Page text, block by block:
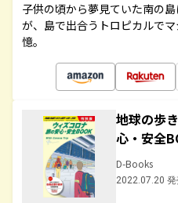
子供の頃から夢見ていた南の
が、島で出合うトロピカルで
憶。
地球の歩
心・安全
D-Books
2022.07.20